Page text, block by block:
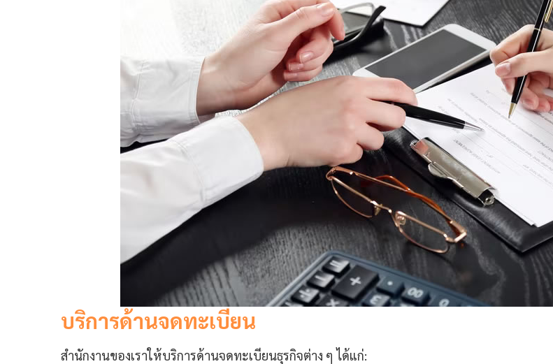
บริการด้านจดทะเบียน
สำนักงานของเราให้บริการด้านจดทะเบียนธุรกิจต่าง ๆ ได้แก่: